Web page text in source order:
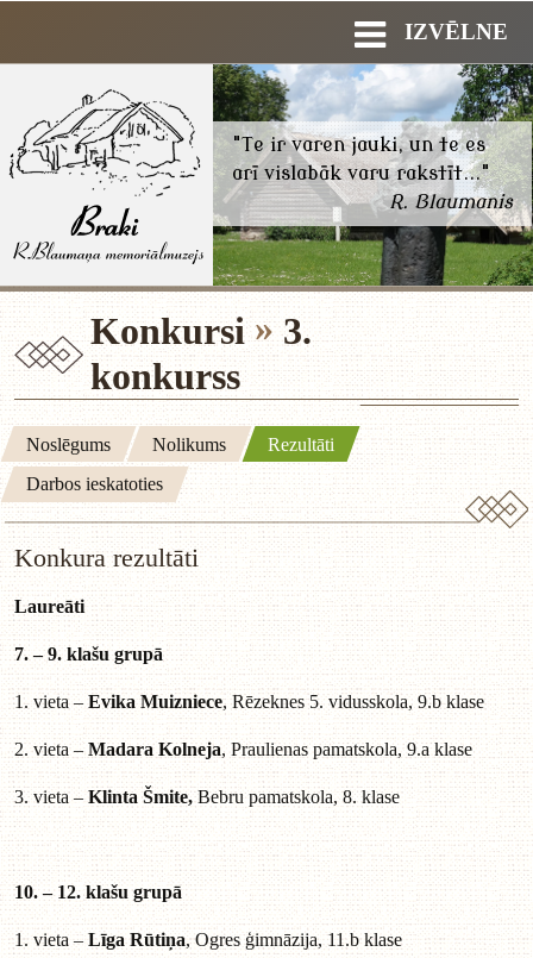
IZVĒLNE
"Te ir varen jauki, un te es
arī vislabāk varu rakstīt..."
R. Blaumanis
Konkursi
3.
konkurss
Noslēgums Nolikums
Rezultāti
Darbos ieskatoties
Konkura rezultāti
Laureāti
7. – 9. klašu grupā
1. vieta –Evika Muizniece, Rēzeknes 5. vidusskola, 9.b klase
2. vieta –Madara Kolneja, Praulienas pamatskola, 9.a klase
3. vieta –Klinta Šmite,Bebru pamatskola, 8. klase
10. – 12. klašu grupā
1. vieta –Līga Rūtiņa, Ogres ģimnāzija, 11.b klase